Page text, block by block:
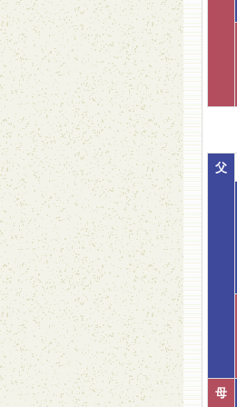
父
母